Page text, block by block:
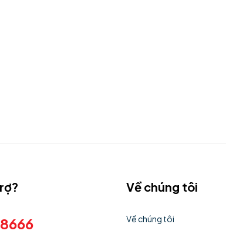
Về chúng tôi
Về chúng tôi